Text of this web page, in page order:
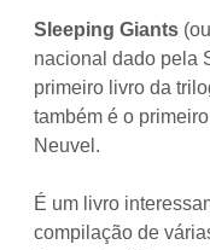
Sleeping Giants
nacional dado pela
primeiro livro da
também é o
Neuvel.
É um livro
compilação de